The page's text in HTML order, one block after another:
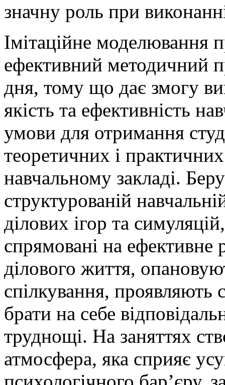
значну роль при
Імітаційне моделювання
ефективний методичний
дня, тому що дає змогу
якість та ефективність
умови для отримання
теоретичних і
навчальному закладі.
структурованій
ділових ігор та
спрямовані на ефективне
ділового життя,
спілкування, проявляють
брати на себе
труднощі. На заняттях
атмосфера, яка сприяє